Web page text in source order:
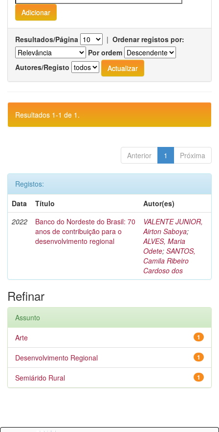
Resultados/Página | Ordenar registos por:
Por ordem
Autores/Registo
Resultados 1-1 de 1.
Anterior 1 Próxima
Registos:
Data
Título
Autor(es)
2022
Banco do Nordeste do Brasil: 70
anos de contribuição para o
desenvolvimento regional
VALENTE JUNIOR,
Airton Saboya;
ALVES, Maria
Odete; SANTOS,
Camila Ribeiro
Cardoso dos
Refinar
Assunto
1
Arte
1
Desenvolvimento Regional
1
Semiárido Rural